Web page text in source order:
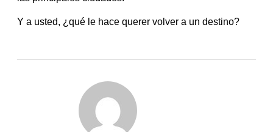
Y a usted, ¿qué le hace querer volver a un destino?